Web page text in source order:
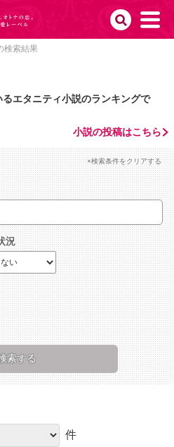
検索結果
エタニティ小説のランキングで
小説の投稿はこちら
×検索条件をクリアする
況
件